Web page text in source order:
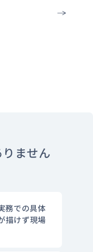
ません
務での具体
描けず現場